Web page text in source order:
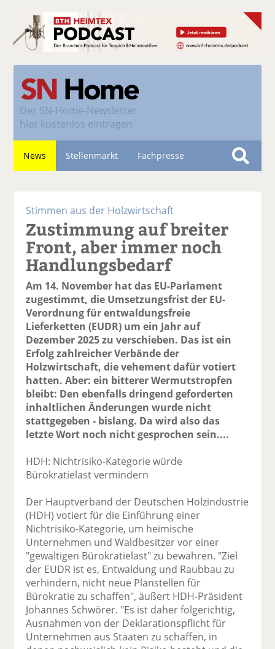
Der SN-Home-Newsletter
hier kostenlos eintragen
News Stellenmarkt Fachpresse
S
Stimmen aus der Holzwirtschaft
Zustimmung auf breiter
Front, aber immer noch
Handlungsbedarf
Am 14. November hat das EU-Parlament
zugestimmt, die Umsetzungsfrist der EU-
Verordnung für entwaldungsfreie
Lieferketten (EUDR) um ein Jahr auf
Dezember 2025 zu verschieben. Das ist ein
Erfolg zahlreicher Verbände der
Holzwirtschaft, die vehement dafür votiert
hatten. Aber: ein bitterer Wermutstropfen
bleibt: Den ebenfalls dringend geforderten
inhaltlichen Änderungen wurde nicht
stattgegeben - bislang. Da wird also das
letzte Wort noch nicht gesprochen sein....
HDH: Nichtrisiko-Kategorie würde
Bürokratielast vermindern
Der Hauptverband der Deutschen Holzindustrie
(HDH) votiert für die Einführung einer
Nichtrisiko-Kategorie, um heimische
Unternehmen und Waldbesitzer vor einer
"gewaltigen Bürokratielast" zu bewahren. "Ziel
der EUDR ist es, Entwaldung und Raubbau zu
verhindern, nicht neue Planstellen für
Bürokratie zu schaffen", äußert HDH-Präsident
Johannes Schwörer. "Es ist daher folgerichtig,
Ausnahmen von der Deklarationspflicht für
Unternehmen aus Staaten zu schaffen, in